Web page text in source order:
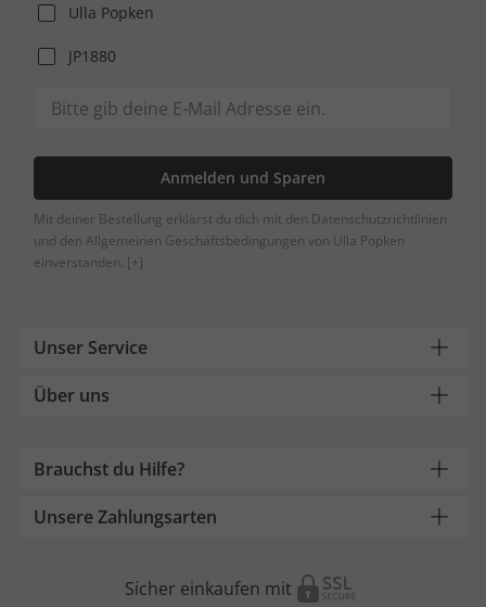
Ulla Popken
JP1880
Anmelden und Sparen
Mit deiner Bestellung erklärst du dich mit den Datenschutzrichtlinien
und den Allgemeinen Geschäftsbedingungen von Ulla Popken
einverstanden. [+]
Unser Service
Über uns
Brauchst du Hilfe?
Unsere Zahlungsarten
Sicher einkaufen mit